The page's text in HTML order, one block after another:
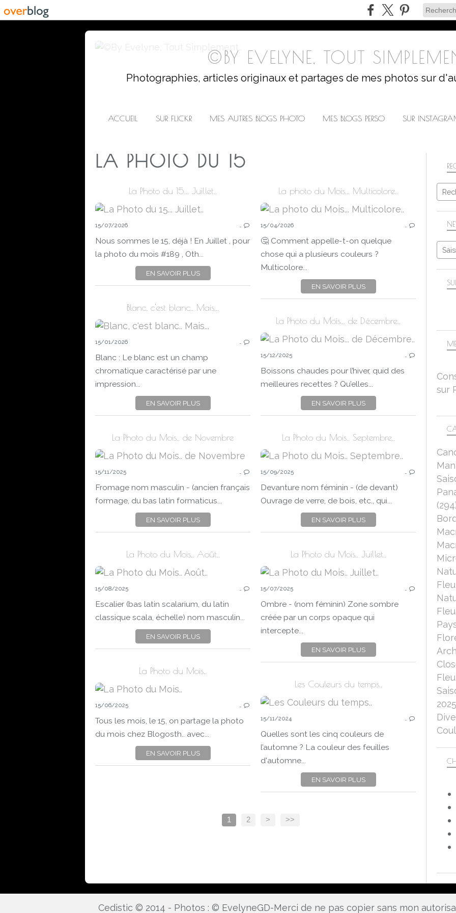
©BY EVELYNE, TOUT
Photographies, articles originaux et partages de mes photos sur
ACCUEIL SUR FLICKR MES AUTRES BLOGS PHOTO MES BLOGS PERSO SUR
LA PHOTO DU 15
La Photo du 15... Juillet..
LA PHOTO DU MOIS
JUILLET
2026
NATURE
15/07/2026 …
Nous sommes le 15, déjà ! En Juillet , pour
la photo du mois #189 , Oth...
EN SAVOIR PLUS
La photo du Mois... Multicolore..
15/04/2026 …
🤔 Comment appelle-t-on quelque
chose qui a plusieurs couleurs ?
Multicolore...
EN SAVOIR PLUS
Blanc, c'est blanc.. Mais...
LA PHOTO DU 15
BLANC
ORCHIDÉES
PANASONIC LUMIX DC-FZ 1000 II
15/01/2026 …
Blanc : Le blanc est un champ
chromatique caractérisé par une
impression...
EN SAVOIR PLUS
La Photo du Mois... de Décembre..
15/12/2025 …
Boissons chaudes pour l’hiver, quid des
meilleures recettes ? Qu’elles...
EN SAVOIR PLUS
La Photo du Mois.. de Novembre
LA PHOTO DU MOIS
2025
CHALLENGES PHOTO
15/11/2025 …
Fromage nom masculin - (ancien français
formage, du bas latin formaticus...
EN SAVOIR PLUS
La Photo du Mois.. Septembre..
15/09/2025 …
Devanture nom féminin - (de devant)
Ouvrage de verre, de bois, etc., qui...
EN SAVOIR PLUS
La Photo du Mois.. Août..
LA PHOTO DU MOIS
2025
ARCHITECTURE
BORDS DE SEINE
PANASONIC LUMIX DC-FZ 1000 II
15/08/2025 …
Escalier (bas latin scalarium, du latin
classique scala, échelle) nom masculin...
EN SAVOIR PLUS
La Photo du Mois.. Juillet..
15/07/2025 …
Ombre - (nom féminin) Zone sombre
créée par un corps opaque qui
intercepte...
EN SAVOIR PLUS
La Photo du Mois..
LA PHOTO DU 15
FLEURS
MACRO-PROXI
PANASONIC LUMIX DC-FZ 1000 II
15/06/2025 …
Tous les mois, le 15, on partage la photo
du mois chez Blogosth.. avec...
EN SAVOIR PLUS
Les Couleurs du temps..
15/11/2024 …
Quelles sont les cinq couleurs de
l’automne ? La couleur des feuilles
d'automne...
EN SAVOIR PLUS
1 2 > >>
2025
sur
Cedistic © 2014 - Photos : © EvelyneGD-Merci de ne pas copier sans mon